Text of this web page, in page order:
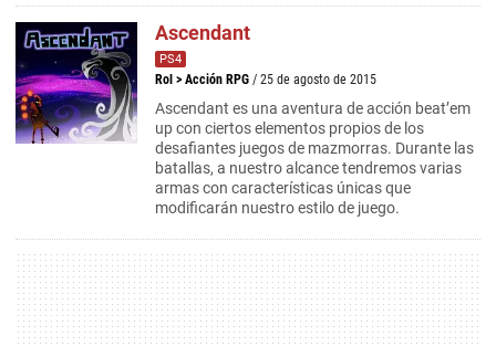
Ascendant
PS4
Rol > Acción RPG / 25 de agosto de 2015
Ascendant es una aventura de acción beat’em
up con ciertos elementos propios de los
desafiantes juegos de mazmorras. Durante las
batallas, a nuestro alcance tendremos varias
armas con características únicas que
modificarán nuestro estilo de juego.